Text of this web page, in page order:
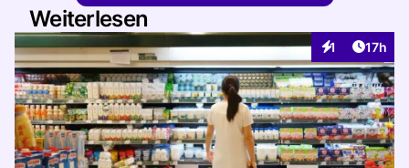
Weiterlesen
1
Interaktionen
Artikel
17h